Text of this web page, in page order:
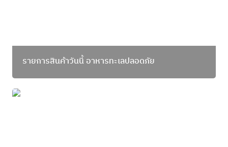
รายการสินค้าวันนี้ อาหารทะเลปลอดภัย
แมวชวนทำ-ตะมะแก้มแดงซอสครีมศรีราชา